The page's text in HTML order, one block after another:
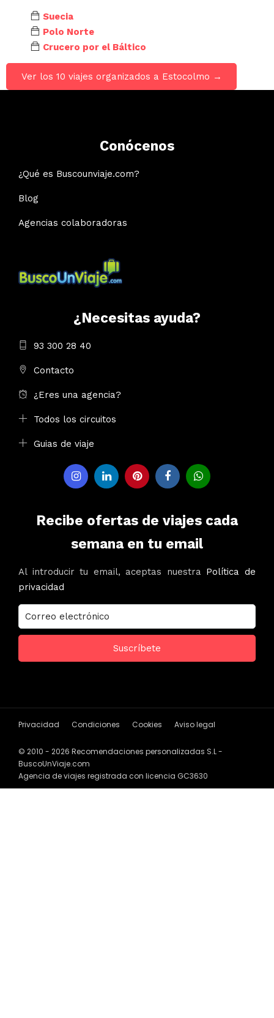
Suecia
Polo Norte
Crucero por el Báltico
Ver los 10 viajes organizados a Estocolmo →
Conócenos
¿Qué es Buscounviaje.com?
Blog
Agencias colaboradoras
¿Necesitas ayuda?
93 300 28 40
Contacto
¿Eres una agencia?
Todos los circuitos
Guias de viaje
Recibe ofertas de viajes cada
semana en tu email
Al introducir tu email, aceptas nuestra Política de
privacidad
Privacidad Condiciones Cookies Aviso legal
© 2010 - 2026 Recomendaciones personalizadas S.L -
BuscoUnViaje.com
Agencia de viajes registrada con licencia GC3630